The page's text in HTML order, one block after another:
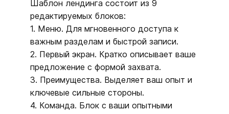
Шаблон лендинга состоит из 9
редактируемых блоков:
1. Меню. Для мгновенного доступа к
важным разделам и быстрой записи.
2. Первый экран. Кратко описывает ваше
предложение с формой захвата.
3. Преимущества. Выделяет ваш опыт и
ключевые сильные стороны.
4. Команда. Блок с ваши опытными